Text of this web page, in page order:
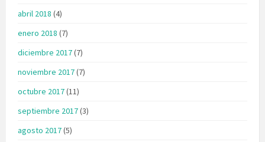
abril 2018 (4)
enero 2018 (7)
diciembre 2017(7)
noviembre 2017(7)
octubre 2017(11)
septiembre 2017(3)
agosto 2017(5)